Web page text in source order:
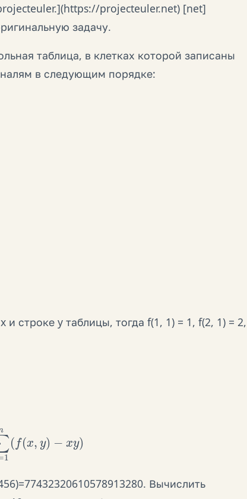
projecteuler.net) [net]
задачу.
таблица, в клетках которой записаны
в следующим порядке:
строке y таблицы, тогда f(1, 1) = 1, f(2, 1) = 2,
y
Вычислить